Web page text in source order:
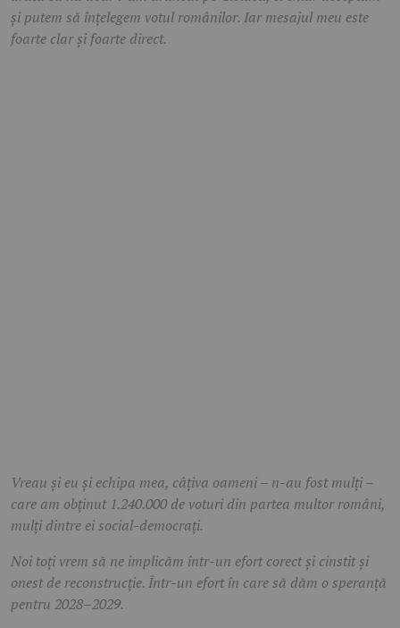
și putem să înțelegem votul românilor. Iar mesajul meu este
foarte clar și foarte direct.
Vreau și eu și echipa mea, câțiva oameni – n-au fost mulți –
care am obținut 1.240.000 de voturi din partea multor români,
mulți dintre ei social-democrați.
Noi toți vrem să ne implicăm într-un efort corect și cinstit și
onest de reconstrucție. Într-un efort în care să dăm o speranță
pentru 2028–2029.